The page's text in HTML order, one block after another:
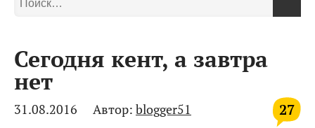
Сегодня кент, а завтра
нет
27
31.08.2016 Автор: blogger51